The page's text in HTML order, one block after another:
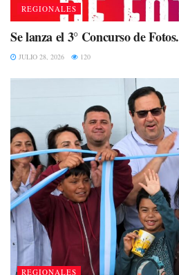
REGIONALES
Se lanza el 3° Concurso de Fotos.
JULIO 28, 2026 120
REGIONALES